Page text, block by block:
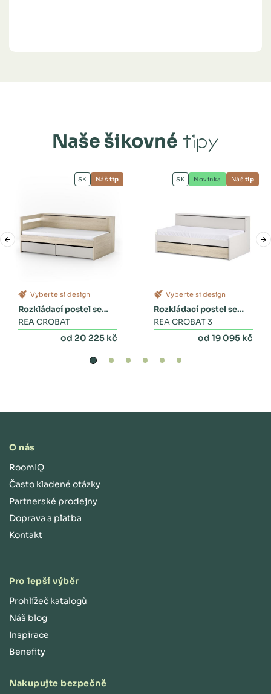
Naše šikovné tipy
Vyberte si design
Rozkládací postel se
zásuvkami
REA CROBAT
od 20 225 kč
SK Náš tip
Vyberte si design
Rozkládací postel se
dvěma zásuvkami a
REA CROBAT 3
od 19 095 kč
SK Novinka Náš tip
O nás
RoomIQ
Často kladené otázky
Partnerské prodejny
Doprava a platba
Kontakt
Pro lepší výběr
Prohlížeč katalogů
Náš blog
Inspirace
Benefity
Nakupujte bezpečně